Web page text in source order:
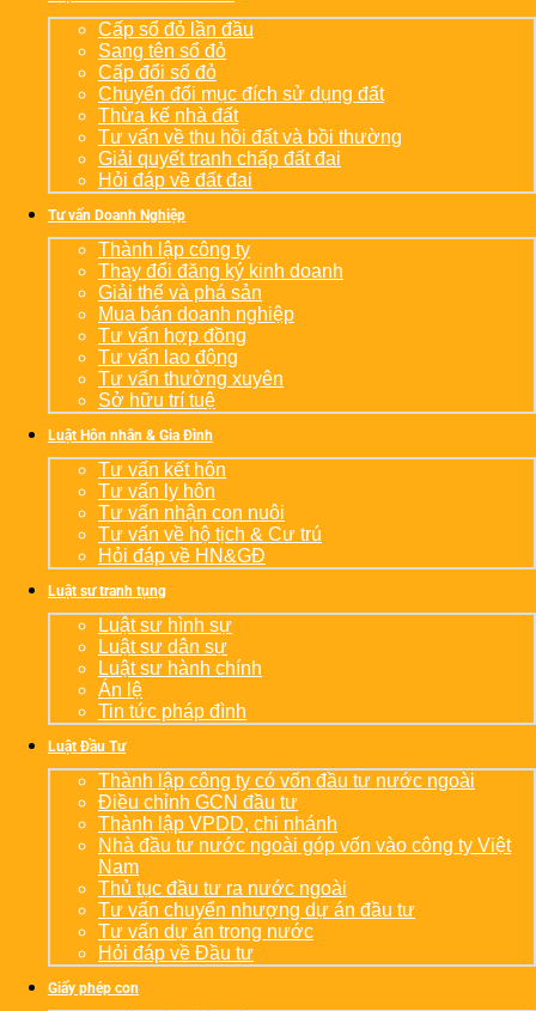
Cấp sổ đỏ lần đầu
Sang tên sổ đỏ
Cấp đổi sổ đỏ
Chuyển đổi mục đích sử dụng đất
Thừa kế nhà đất
Tư vấn về thu hồi đất và bồi thường
Giải quyết tranh chấp đất đai
Hỏi đáp về đất đai
Tư vấn Doanh Nghiệp
Thành lập công ty
Thay đổi đăng ký kinh doanh
Giải thể và phá sản
Mua bán doanh nghiệp
Tư vấn hợp đồng
Tư vấn lao động
Tư vấn thường xuyên
Sở hữu trí tuệ
Luật Hôn nhân & Gia Đình
Tư vấn kết hôn
Tư vấn ly hôn
Tư vấn nhận con nuôi
Tư vấn về hộ tịch & Cư trú
Hỏi đáp về HN&GĐ
Luật sư tranh tụng
Luật sư hình sự
Luật sư dân sự
Luật sư hành chính
Án lệ
Tin tức pháp đình
Luật Đầu Tư
Thành lập công ty có vốn đầu tư nước ngoài
Điều chỉnh GCN đầu tư
Thành lập VPDD, chi nhánh
Nhà đầu tư nước ngoài góp vốn vào công ty Việt
Nam
Thủ tục đầu tư ra nước ngoài
Tư vấn chuyển nhượng dự án đầu tư
Tư vấn dự án trong nước
Hỏi đáp về Đầu tư
Giấy phép con